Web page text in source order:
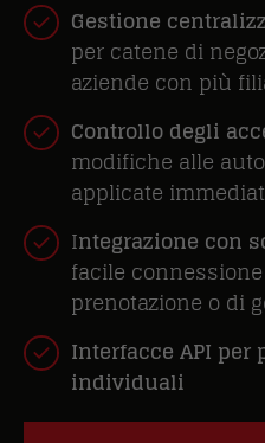
Gestione
per catene di
aziende con più
Controllo degli
modifiche alle
applicate
Integrazione con
facile
prenotazione o di
Interfacce API
individuali